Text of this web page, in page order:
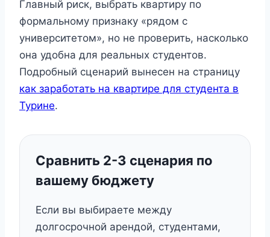
Главный риск, выбрать квартиру по
формальному признаку «рядом с
университетом», но не проверить, насколько
она удобна для реальных студентов.
Подробный сценарий вынесен на страницу
как заработать на квартире для студента в
Турине.
Сравнить 2-3 сценария по
вашему бюджету
Если вы выбираете между
долгосрочной арендой, студентами,